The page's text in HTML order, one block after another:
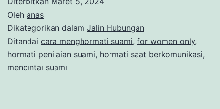
Oleh anas
Dikategorikan dalam Jalin Hubungan
Ditandai cara menghormati suami, for women only,
hormati penilaian suami, hormati saat berkomunikasi,
mencintai suami